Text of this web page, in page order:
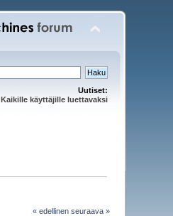
Uutiset:
Kaikille käyttäjille luettavaksi
« edellinen seuraava »